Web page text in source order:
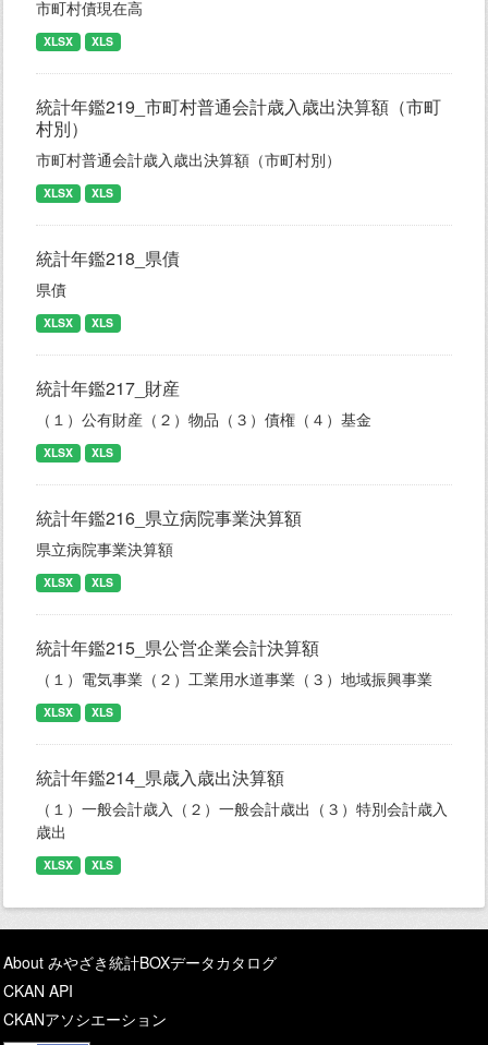
市町村債現在高
XLSX XLS
統計年鑑219_市町村普通会計歳入歳出決算額（市町
村別）
市町村普通会計歳入歳出決算額（市町村別）
XLSX XLS
統計年鑑218_県債
県債
XLSX XLS
統計年鑑217_財産
（１）公有財産（２）物品（３）債権（４）基金
XLSX XLS
統計年鑑216_県立病院事業決算額
県立病院事業決算額
XLSX XLS
統計年鑑215_県公営企業会計決算額
（１）電気事業（２）工業用水道事業（３）地域振興事業
XLSX XLS
統計年鑑214_県歳入歳出決算額
（１）一般会計歳入（２）一般会計歳出（３）特別会計歳入
歳出
XLSX XLS
About みやざき統計BOXデータカタログ
CKAN API
CKANアソシエーション